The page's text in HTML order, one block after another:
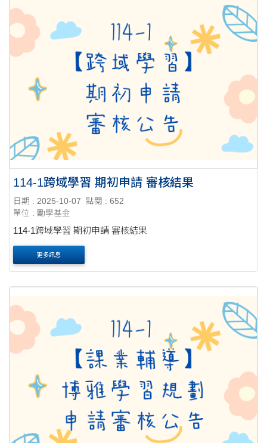
114-1跨域學習 期初申請 審核結果
日期 : 2025-10-07
點閱 : 652
單位 : 勵學基金
114-1跨域學習 期初申請 審核結果
更多訊息